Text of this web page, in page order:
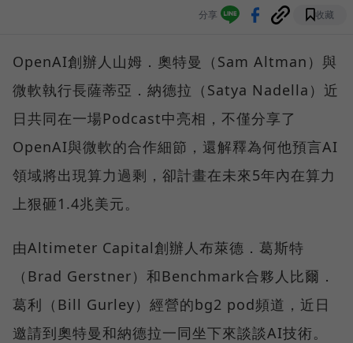
分享 收藏
OpenAI創辦人山姆．奧特曼（Sam Altman）與
微軟執行長薩蒂亞．納德拉（Satya Nadella）近
日共同在一場Podcast中亮相，不僅分享了
OpenAI與微軟的合作細節，還解釋為何他預言AI
領域將出現算力過剩，卻計畫在未來5年內在算力
上狠砸1.4兆美元。
由Altimeter Capital創辦人布萊德．葛斯特
（Brad Gerstner）和Benchmark合夥人比爾．
葛利（Bill Gurley）經營的bg2 pod頻道，近日
邀請到奧特曼和納德拉一同坐下來談談AI技術。